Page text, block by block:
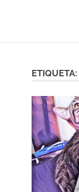
ETIQUETA: